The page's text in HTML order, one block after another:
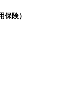
保険）